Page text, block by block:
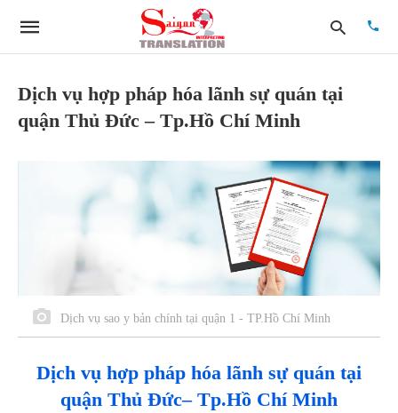
and
Dịch vụ hợp pháp hóa lãnh sự quán tại
quận Thủ Đức – Tp.Hồ Chí Minh
Dịch vụ sao y bản chính tại quận 1 - TP.Hồ Chí Minh
Dịch vụ hợp pháp hóa lãnh sự quán tại
quận Thủ Đức– Tp.Hồ Chí Minh